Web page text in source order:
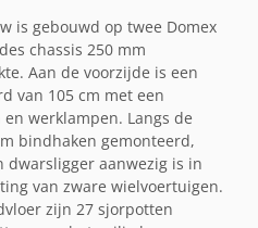
is gebouwd op twee Domex
chassis 250 mm
Aan de voorzijde is een
van 105 cm met een
werklampen. Langs de
bindhaken gemonteerd,
aanwezig is in
van zware wielvoertuigen.
zijn 27 sjorpotten